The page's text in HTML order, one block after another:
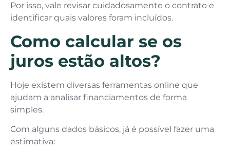
Por isso, vale revisar cuidadosamente o contrato e
identificar quais valores foram incluídos.
Como calcular se os
juros estão altos?
Hoje existem diversas ferramentas online que
ajudam a analisar financiamentos de forma
simples.
Com alguns dados básicos, já é possível fazer uma
estimativa: